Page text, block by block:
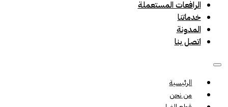
الرافعات المستعملة
خدماتنا
المدونة
اتصل بنا
الرئيسية
من نحن